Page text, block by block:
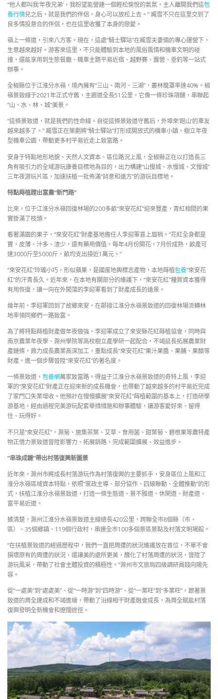
“他人都叫我‘年夜兄弟’，我盼望能營建一個輕松愉悅的氣氛，主人離開我們這包
養行情兒之后，就是我們的伴侶，身心可以放松上去。” 臧雪不只在這里交到了
良多情投意合的伴侶，也在這里收獲了本身的戀愛。
嶺上一條道，引來八方客。現在，這處“騎士驛站”在臧雪夫妻倆的專心運營下，
生意越來越好。游客來這里，不只能體驗到本地的風俗風情和機車文明的碰
撞，還能享用到生態餐廳、機車主題平易近宿、越野賽、露營、垂釣等一站式
辦事。
全椒縣位于江淮分水嶺，境內擁有“三山、兩河、三湖”，叢林籠罩率達40%。椒
嶺景致線于2021年正式守舊，主廊道全長51公里，它像一條珍珠項鏈，串聯起
“山、水、林、城”美景。
“這條景致道，就是我們的性命線。自從這條景致道守舊后，外埠來‘跑山’的車友
越來越多了。” 臧雪正在策劃將“騎士驛站”打形成開放式的機車小鎮，樹立年夜
型機車公園，帶動更多村平易近走上致富路。
安身于特點地形地貌、天然人文資本、區位路況上風，全椒縣正在以打造長三
角有吸引力的全域游玩康養目標地為目的，出力構建“山慢城、水慢城、文慢城”
三年夜游玩片區，加速扶植一批佈滿“詩意和遠方”的游玩目標地。
特點蒔植蹚出富農“新門路”
比來，位于江淮分水嶺回復林場的200多畝“來安花紅”迎來豐產，青紅相間的果
實掛滿了枝頭。
看著滿園的果子，“來安花紅”財產基地擔任人李迎軍喜上眉梢。“花紅全身都是
寶，皮薄、汁多、渣少，還有藥用價值。每年4月份開花，7月份成熟，畝產可
達3000斤至5000斤，畝均支出接近1萬元。”
“來安花紅”玲瓏小巧，形似蘋果，是國度地輿標志產物，本地蒔植包養“來安花
紅”的汗青長久。近年來，在本地有關部分的維護下，“來安花紅”種質資本獲得
有用恢復，讓一向在外闖蕩的李迎軍看到了財產成長的遠景。
幾年前，李迎軍回到了故鄉來安，在鄰接江淮分水嶺景致道的回復林場流轉林
地率領同鄉們一路致富。
為了將特點蒔植財產做年夜做強，李迎軍成立了來安縣花紅蒔植協會，同時與
南京農業年夜學、滁州學院等高校樹立產學研一起配合，不竭延長拓展農業財
產鏈條，鼎力成長農業高深加工，重點成長“來安花紅”果汁果醬、果脯、果醋等
財產，進一個步驟晉陞“來安花紅”的著名度。
一條景致道， 包養網萬家致富路。得益于江淮分水嶺景致道的奇特上風，李迎
軍的“來安花紅”財產正在迎來新的成長機會，也帶動了越來越多的村平易近完成
了家門口失業增收。他預計在慢慢擴展“來安花紅”蒔植範圍的基本上，打造研學
游基地，經由過程完美游玩配套舉措措施和辦事體驗，讓游客愛好來、留得
住、玩得好。
不只是“來安花紅”，滁菊、施集茶葉、艾草、食用菌、甜葉菊、碧根果等農特產
物正借力景致道晉陞影響力、拓展銷路，完成範圍擴展、效益進步。
“串珠成鏈”帶出村落復興新圖景
近年來，滁州市將成長村落游玩作為村落復興的主要抓手，安身區位上風和江
淮分水嶺區域資本特點，依照“黨政主導、部分協作、四級聯動、全體推動”的形
式，扶植江淮分水嶺景致道，打造一條生態道、景不雅道、休閑道、財產道、
富平易近道。
據清楚，滁州江淮分水嶺景致道主線總長420公里，跨聯全市8個縣（市、
區）、35個鄉鎮、119個行政村，串連全市100多個景區景點及村落文明場館。
“在扶植景致道的經過歷程中，我們一直把周遭的狀況維護放在首位，不單不會
損壞原有的周遭的狀況，還讓美的處所更美，醜化了村落周遭的狀況，晉陞了
游玩風采，帶動了社會主體投資的積極性。”滁州市文旅局四級調研員錢向陽先
容。
從“一處美”到“處處美”、從“一時游”到“四時游”、從“一業旺”到“多業旺”，跟著景
致道的周全建成和不竭進級，帶動了沿線相干財產融會成長，為周全賦能村落
復興發明全新機會和遼闊途徑。